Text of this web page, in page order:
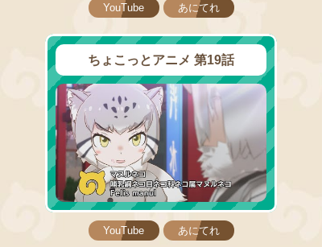
YouTube あにてれ
ちょこっとアニメ 第19話
YouTube あにてれ